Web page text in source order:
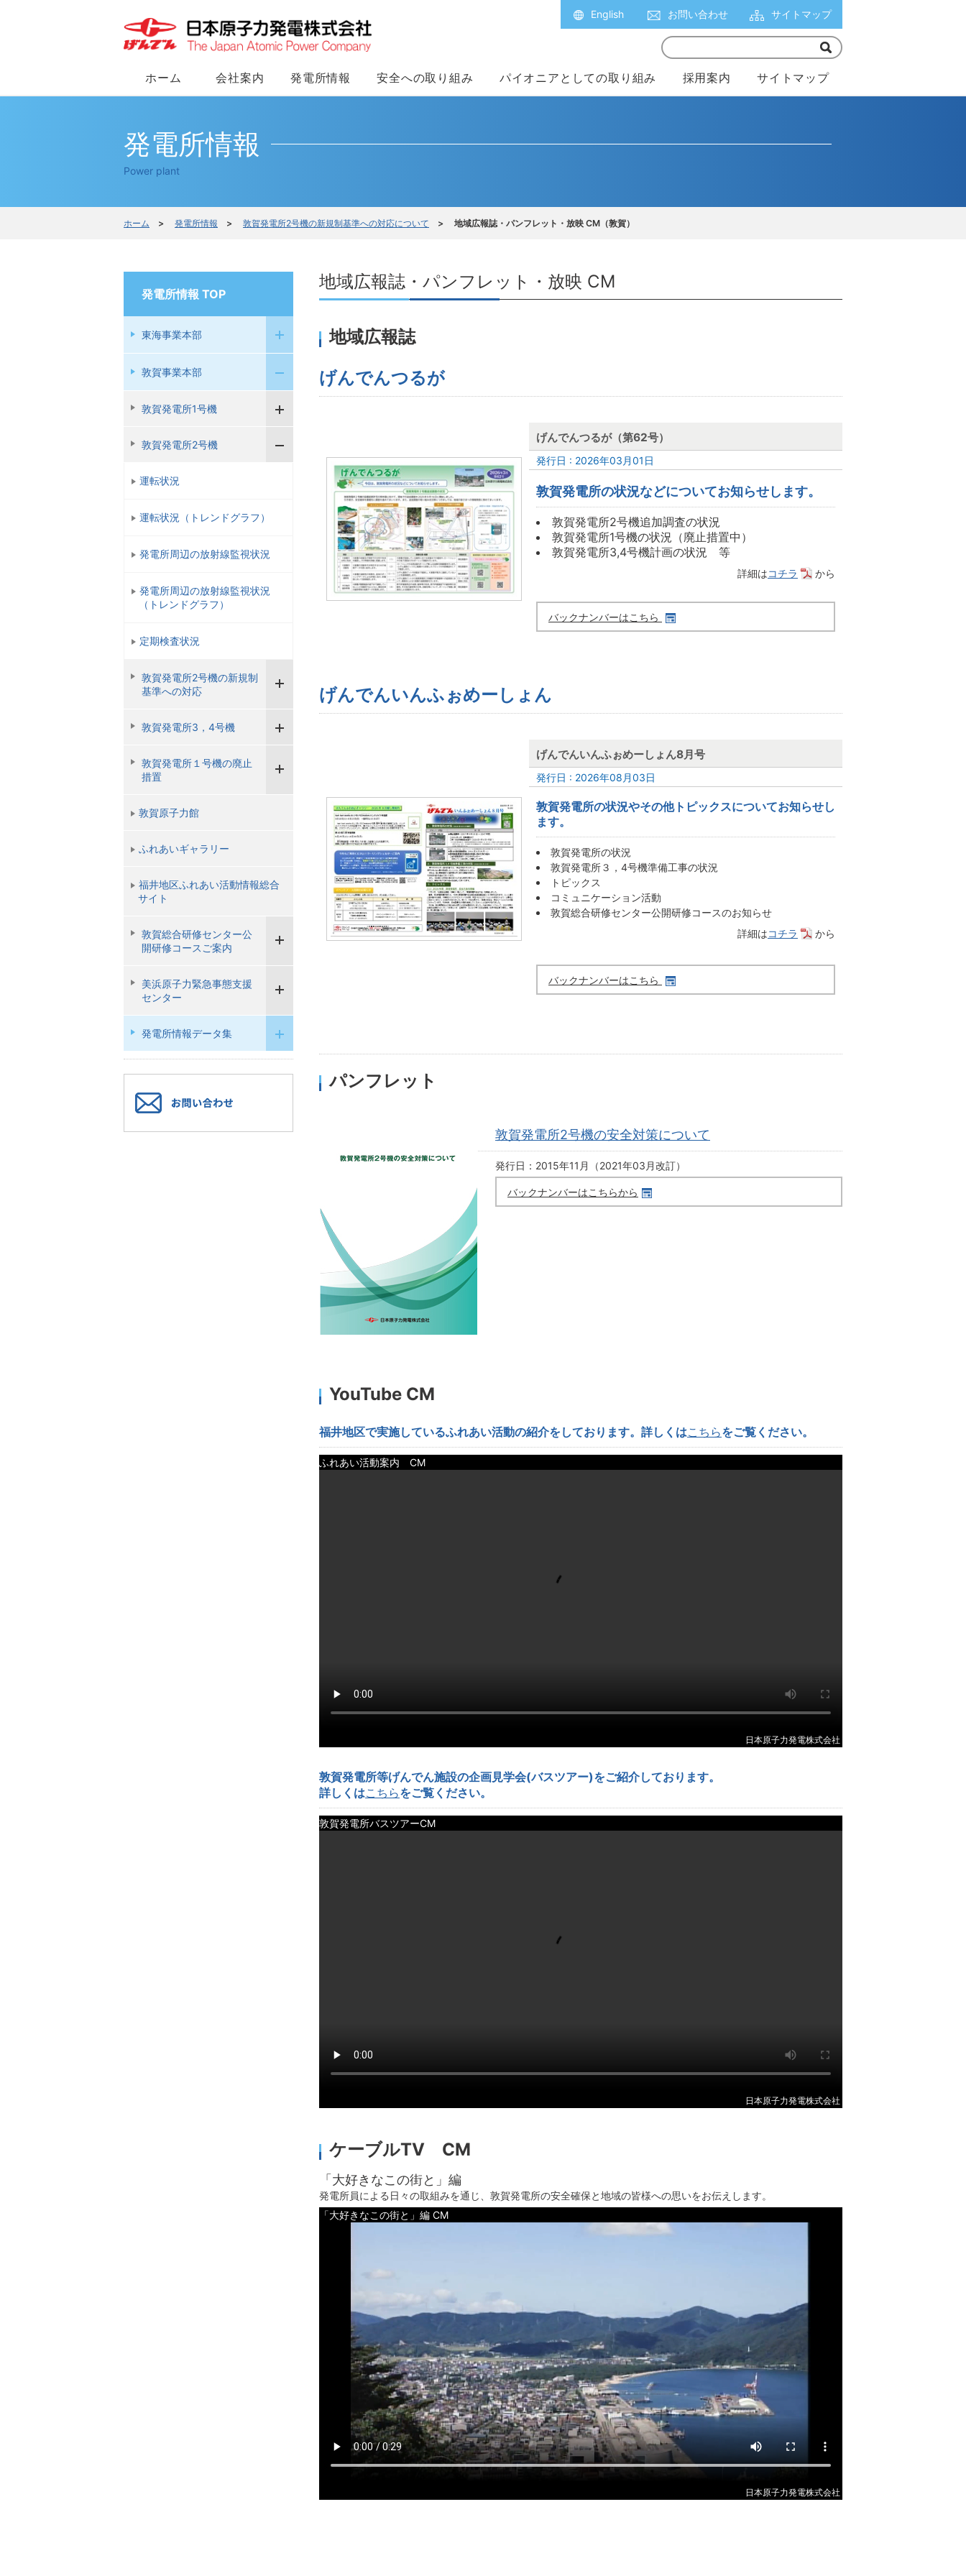
English お問い合わせ サイトマップ
ホーム 会社案内 発電所情報 安全への取り組み パイオニアとしての取り組み 採用案内 サイトマップ
発電所情報
Power plant
ホーム > 発電所情報 > 敦賀発電所2号機の新規制基準への対応について > 地域広報誌・パンフレット・放映 CM（敦賀）
地域広報誌・パンフレット・放映 CM
地域広報誌
げんでんつるが
げんでんつるが（第62号）
発行日 : 2026年03月01日
敦賀発電所の状況などについてお知らせします。
敦賀発電所2号機追加調査の状況
敦賀発電所1号機の状況（廃止措置中）
敦賀発電所3,4号機計画の状況 等
詳細はコチラ から
バックナンバーはこちら
げんでんいんふぉめーしょん
げんでんいんふぉめーしょん8月号
発行日 : 2026年08月03日
敦賀発電所の状況やその他トピックスについてお知らせし
ます。
敦賀発電所の状況
敦賀発電所３，4号機準備工事の状況
トピックス
コミュニケーション活動
敦賀総合研修センター公開研修コースのお知らせ
詳細はコチラ から
バックナンバーはこちら
パンフレット
敦賀発電所2号機の安全対策について
発行日：2015年11月（2021年03月改訂）
バックナンバーはこちらから
YouTube CM
福井地区で実施しているふれあい活動の紹介をしております。詳しくはこちらをご覧ください。
ふれあい活動案内 CM
日本原子力発電株式会社
敦賀発電所等げんでん施設の企画見学会(バスツアー)をご紹介しております。
詳しくはこちらをご覧ください。
敦賀発電所バスツアーCM
日本原子力発電株式会社
ケーブルTV CM
「大好きなこの街と」編
発電所員による日々の取組みを通じ、敦賀発電所の安全確保と地域の皆様への思いをお伝えします。
「大好きなこの街と」編 CM
日本原子力発電株式会社
発電所情報 TOP
東海事業本部
敦賀事業本部
敦賀発電所1号機
敦賀発電所2号機
運転状況
運転状況（トレンドグラフ）
発電所周辺の放射線監視状況
発電所周辺の放射線監視状況
（トレンドグラフ）
定期検査状況
敦賀発電所2号機の新規制
基準への対応
敦賀発電所3，4号機
敦賀発電所１号機の廃止
措置
敦賀原子力館
ふれあいギャラリー
福井地区ふれあい活動情報総合
サイト
敦賀総合研修センター公
開研修コースご案内
美浜原子力緊急事態支援
センター
発電所情報データ集